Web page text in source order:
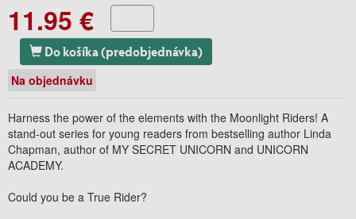
11.95 €
Do košíka (predobjednávka)
Na objednávku
Harness the power of the elements with the Moonlight Riders! A
stand-out series for young readers from bestselling author Linda
Chapman, author of MY SECRET UNICORN and UNICORN
ACADEMY.
Could you be a True Rider?